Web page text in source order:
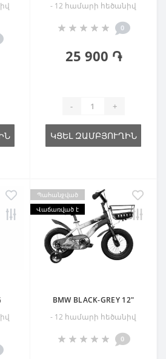
- 12 համարի հեծանիվ
0
25 900 ֏
- +
ԿՑԵԼ ԶԱՄԲՅՈՒՂԻՆ
Պահանջված
Վաճառված է
BMW BLACK-GREY 12"
- 12 համարի հեծանիվ
0